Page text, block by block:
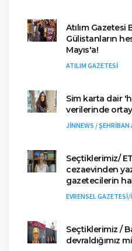
Atılım Gazetesi
Gülistanların
Mayıs'a!
ATILIM GAZETESİ
Sim karta dair
verilerinde
JİNNEWS / ŞEHRİBAN
Seçtiklerimiz/
cezaevinden
gazetecilerin
EVRENSEL
Seçtiklerimiz /
devraldığımız